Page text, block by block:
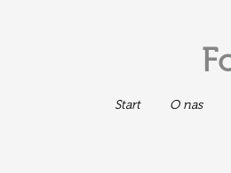
Start O nas